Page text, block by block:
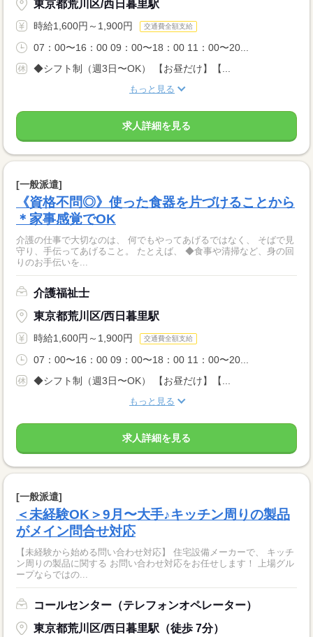
東京都荒川区/西日暮里駅
時給1,600円～1,900円 交通費全額支給
07：00〜16：00 09：00〜18：00 11：00〜20...
◆シフト制（週3日〜OK） 【お昼だけ】【...
もっと見る
求人詳細を見る
[一般派遣]
《資格不問◎》使った食器を片づけることから
＊家事感覚でOK
介護の仕事で大切なのは、 何でもやってあげるではなく、 そばで見
守り、手伝ってあげること。 たとえば、 ◆食事や清掃など、身の回
りのお手伝いを...
介護福祉士
東京都荒川区/西日暮里駅
時給1,600円～1,900円 交通費全額支給
07：00〜16：00 09：00〜18：00 11：00〜20...
◆シフト制（週3日〜OK） 【お昼だけ】【...
もっと見る
求人詳細を見る
[一般派遣]
＜未経験OK＞9月〜大手♪キッチン周りの製品
がメイン問合せ対応
【未経験から始める問い合わせ対応】 住宅設備メーカーで、 キッチ
ン周りの製品に関する お問い合わせ対応をお任せします！ 上場グル
ープならではの...
コールセンター（テレフォンオペレーター）
東京都荒川区/西日暮里駅（徒歩 7分）